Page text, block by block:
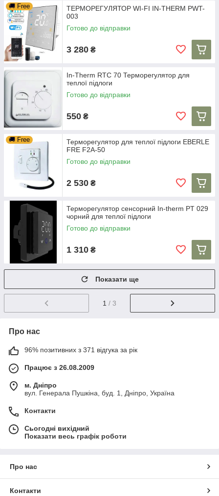
🚚 Free
ТЕРМОРЕГУЛЯТОР WI-FI IN-THERM PWT-
003
Готово до відправки
3 280 ₴
In-Therm RTC 70 Терморегулятор для
теплої підлоги
Готово до відправки
550 ₴
🚚 Free
Терморегулятор для теплої підлоги EBERLE
FRE F2A-50
Готово до відправки
2 530 ₴
Терморегулятор сенсорний In-therm PT 029
чорний для теплої підлоги
Готово до відправки
1 310 ₴
Показати ще
1 / 3
Про нас
96% позитивних з 371 відгука за рік
Працює з 26.08.2009
м. Дніпро
вул. Генерала Пушкіна, буд. 1, Дніпро, Україна
Контакти
Сьогодні вихідний
Показати весь графік роботи
Про нас
Контакти